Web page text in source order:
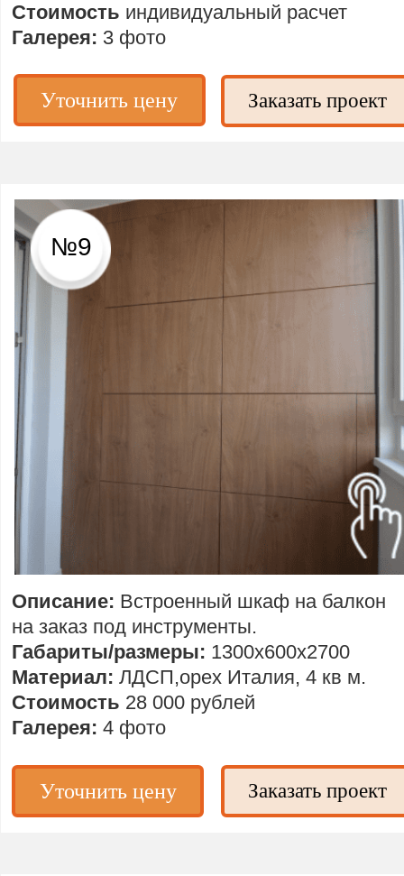
Описание: Встроенный шкаф на балкон
на заказ под инструменты.
Габариты/размеры: 1300х600х2700
Материал: ЛДСП,орех Италия, 4 кв м.
Стоимость 28 000 рублей
Галерея: 4 фото
Стоимость индивидуальный расчет
Галерея: 3 фото
№9
Заказать проект
Уточнить цену
Уточнить цену Заказать проект